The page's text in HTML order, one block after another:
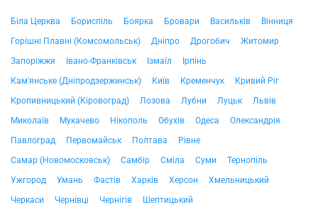
Біла Церква Бориспіль Боярка Бровари Васильків
Вінниця
Горішні Плавні (Комсомольськ)
Дніпро Дрогобич
Житомир
Запоріжжя
Івано-Франківськ Ізмаїл
Ірпінь
Кам'янське (Дніпродзержинськ)
Київ Кременчук
Кривий Ріг
Кропивницький (Кіровоград)
Лозова Лубни Луцьк
Львів
Миколаїв
Мукачево Нікополь Обухів Одеса
Олександрія
Павлоград
Первомайськ Полтава
Рівне
Самар (Новомосковськ)
Самбір Сміла Суми
Тернопіль
Ужгород
Умань Фастів Харків Херсон
Хмельницький
Черкаси
Чернівці Чернігів Шептицький